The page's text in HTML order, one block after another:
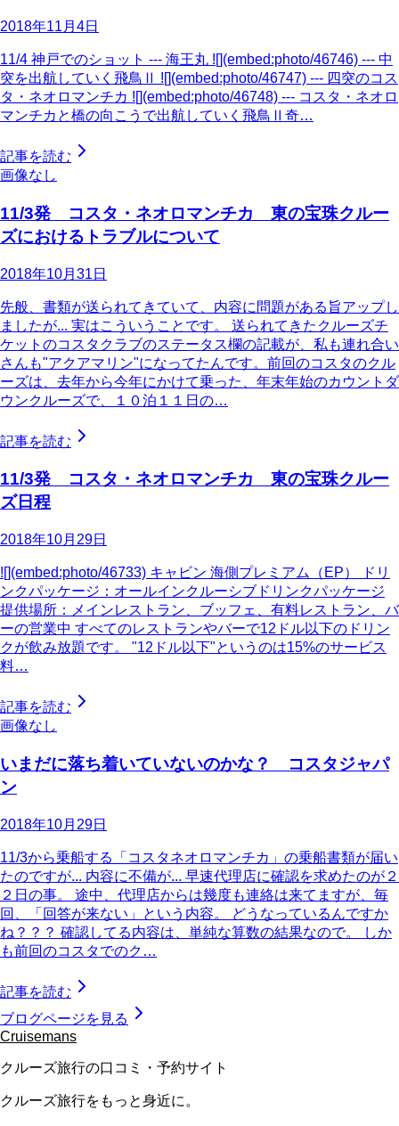
2018年11月4日
11/4 神戸でのショット --- 海王丸 ![](embed:photo/46746) --- 中
突を出航していく飛鳥Ⅱ ![](embed:photo/46747) --- 四突のコス
タ・ネオロマンチカ ![](embed:photo/46748) --- コスタ・ネオロ
マンチカと橋の向こうで出航していく飛鳥Ⅱ奇…
記事を読む
画像なし
11/3発 コスタ・ネオロマンチカ 東の宝珠クルー
ズにおけるトラブルについて
2018年10月31日
先般、書類が送られてきていて、内容に問題がある旨アップし
ましたが... 実はこういうことです。 送られてきたクルーズチ
ケットのコスタクラブのステータス欄の記載が、私も連れ合い
さんも"アクアマリン"になってたんです。前回のコスタのクル
ーズは、去年から今年にかけて乗った、年末年始のカウントダ
ウンクルーズで、１０泊１１日の…
記事を読む
11/3発 コスタ・ネオロマンチカ 東の宝珠クルー
ズ日程
2018年10月29日
![](embed:photo/46733) キャビン 海側プレミアム（EP） ドリ
ンクパッケージ：オールインクルーシブドリンクパッケージ
提供場所：メインレストラン、ブッフェ、有料レストラン、バ
ーの営業中 すべてのレストランやバーで12ドル以下のドリン
クが飲み放題です。 "12ドル以下"というのは15%のサービス
料…
記事を読む
画像なし
いまだに落ち着いていないのかな？ コスタジャパ
ン
2018年10月29日
11/3から乗船する「コスタネオロマンチカ」の乗船書類が届い
たのですが... 内容に不備が... 早速代理店に確認を求めたのが２
２日の事。 途中、代理店からは幾度も連絡は来てますが、毎
回、「回答が来ない」という内容。 どうなっているんですか
ね？？？ 確認してる内容は、単純な算数の結果なので。 しか
も前回のコスタでのク…
記事を読む
ブログページを見る
Cruisemans
クルーズ旅行の口コミ・予約サイト
クルーズ旅行をもっと身近に。